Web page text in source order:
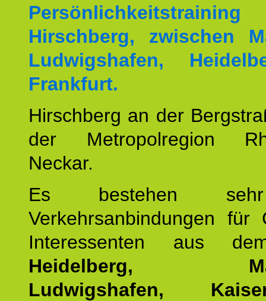
Hirschberg, zwischen
Ludwigshafen,
Frankfurt.
Hirschberg an der
der Metropolregion
Neckar.
Es bestehen
Verkehrsanbindungen für
Interessenten aus
Heidelberg,
Ludwigshafen,